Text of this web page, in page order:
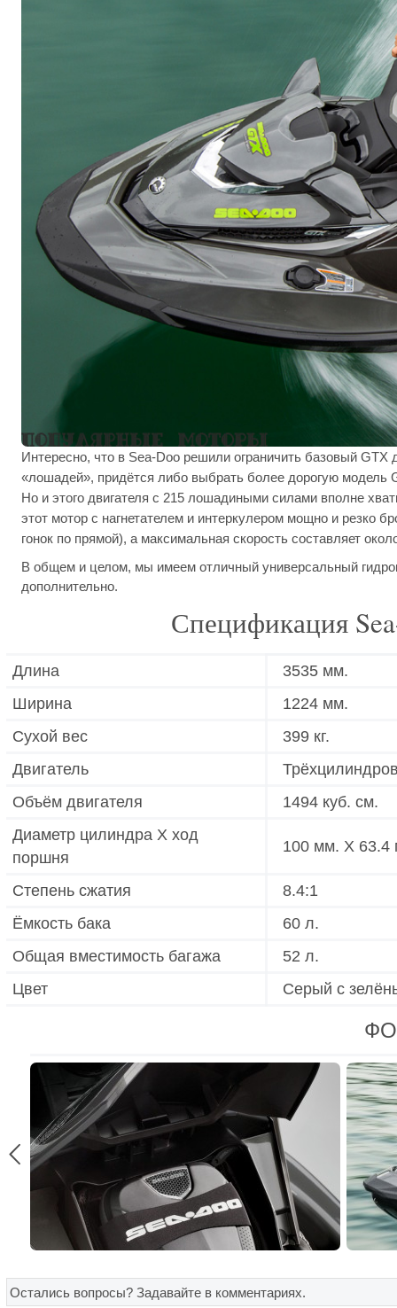
Интересно, что в Sea-Doo решили ограничить базовый
«лошадей», придётся либо выбрать более дорогую модель
Но и этого двигателя с 215 лошадиными силами вполне
этот мотор с нагнетателем и интеркулером мощно и резко
гонок по прямой), а максимальная скорость составляет
В общем и целом, мы имеем отличный универсальный
дополнительно.
Спецификация
Длина
3535 мм.
Ширина
1224 мм.
Сухой вес
399 кг.
Двигатель
Объём двигателя
1494 куб. см.
Диаметр цилиндра X ход
поршня
100 мм. X 63.4
Степень сжатия
8.4:1
Ёмкость бака
60 л.
Общая вместимость багажа
52 л.
Цвет
Серый с

Остались вопросы? Задавайте в комментариях.